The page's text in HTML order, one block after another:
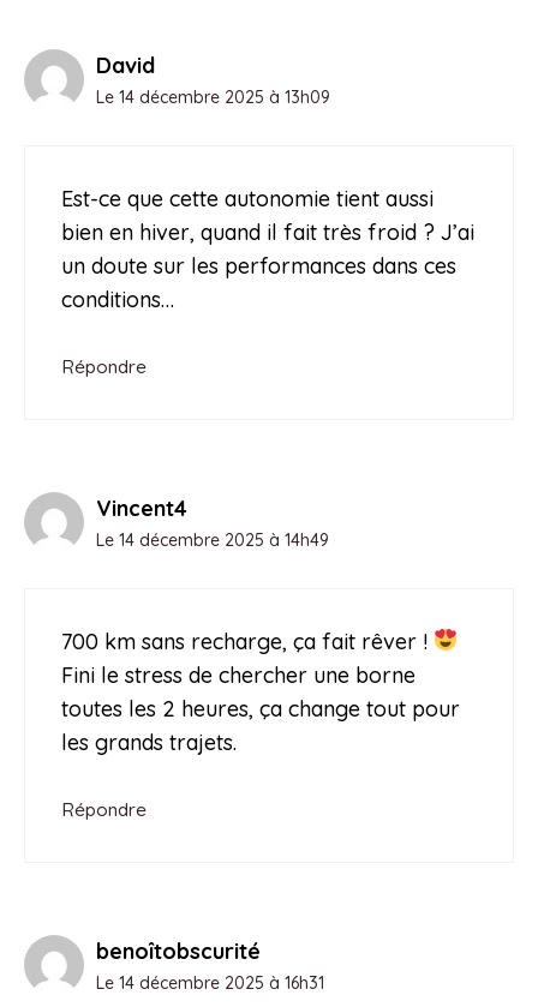
David
Le 14 décembre 2025 à 13h09
Est-ce que cette autonomie tient aussi
bien en hiver, quand il fait très froid ? J’ai
un doute sur les performances dans ces
conditions…
Répondre
Vincent4
Le 14 décembre 2025 à 14h49
700 km sans recharge, ça fait rêver !
Fini le stress de chercher une borne
toutes les 2 heures, ça change tout pour
les grands trajets.
Répondre
benoîtobscurité
Le 14 décembre 2025 à 16h31